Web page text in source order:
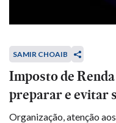
SAMIR CHOAIB
Imposto de
preparar e evitar
Organização, atenção